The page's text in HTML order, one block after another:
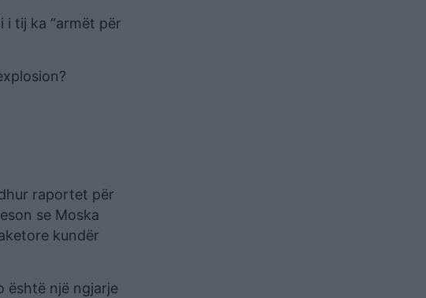
i tij ka “armët për
raportet për
se Moska
kundër
është një ngjarje